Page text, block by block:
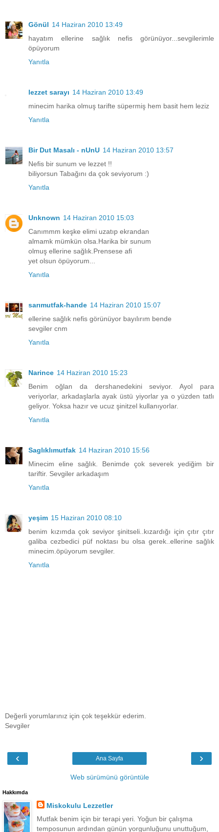
Gönül 14 Haziran 2010 13:49
hayatım ellerine sağlık nefis görünüyor...sevgilerimle
öpüyorum
Yanıtla
lezzet sarayı 14 Haziran 2010 13:49
minecim harika olmuş tarifte süpermiş hem basit hem leziz
Yanıtla
Bir Dut Masalı - nUnU 14 Haziran 2010 13:57
Nefis bir sunum ve lezzet !!
biliyorsun Tabağını da çok seviyorum :)
Yanıtla
Unknown 14 Haziran 2010 15:03
Canımmm keşke elimi uzatıp ekrandan
almamk mümkün olsa.Harika bir sunum
olmuş ellerine sağlık.Prensese afi
yet olsun öpüyorum...
Yanıtla
sarımutfak-hande 14 Haziran 2010 15:07
ellerine sağlık nefis görünüyor bayılırım bende
sevgiler cnm
Yanıtla
Narince 14 Haziran 2010 15:23
Benim oğlan da dershanedekini seviyor. Ayol para
veriyorlar, arkadaşlarla ayak üstü yiyorlar ya o yüzden tatlı
geliyor. Yoksa hazır ve ucuz şinitzel kullanıyorlar.
Yanıtla
Saglıklımutfak 14 Haziran 2010 15:56
Minecim eline sağlık. Benimde çok severek yediğim bir
tariftir. Sevgiler arkadaşım
Yanıtla
yeşim 15 Haziran 2010 08:10
benim kızımda çok seviyor şinitseli..kızardığı için çıtır çıtır
galiba cezbedici püf noktası bu olsa gerek..ellerine sağlık
minecim.öpüyorum sevgiler.
Yanıtla
Değerli yorumlarınız için çok teşekkür ederim.
Sevgiler
‹ ›
Ana Sayfa
Web sürümünü görüntüle
Hakkımda
Miskokulu Lezzetler
Mutfak benim için bir terapi yeri. Yoğun bir çalışma
temposunun ardından günün yorgunluğunu unuttuğum,